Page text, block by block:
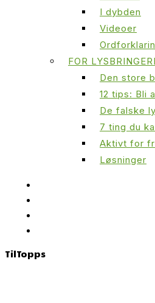
I dybden
Videoer
FOR
Den store
12 tips: Bli
De falske
7 ting du
Aktivt for
Løsninger
TilTopps